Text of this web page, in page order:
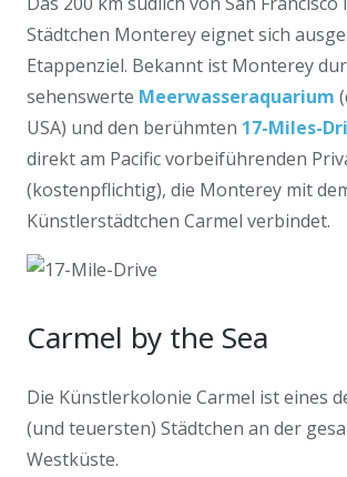
Städtchen Monterey eignet sich
Etappenziel. Bekannt ist Monterey
sehenswerte Meerwasseraquarium
USA) und den berühmten 17-Miles-
direkt am Pacific vorbeiführenden
(kostenpflichtig), die Monterey mit
Künstlerstädtchen Carmel verbindet.
Carmel by the Sea
Die Künstlerkolonie Carmel ist eines
(und teuersten) Städtchen an der
Westküste.